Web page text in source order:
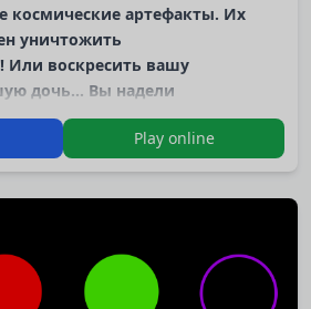
космические артефакты. Их
уничтожить
Или воскресить вашу
дочь… Вы надели
с режимом дополнительной
в путь!
геймплеем, многими концовками
Нахождение всех 28 (в
Входит в серию Гринд, являясь её
Play online